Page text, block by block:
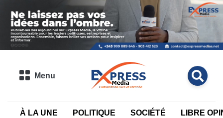
Menu
À LA UNE POLITIQUE SOCIÉTÉ LIBRE